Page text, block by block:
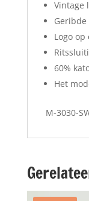
Vintage
Logo
60%
Het
M-3030-